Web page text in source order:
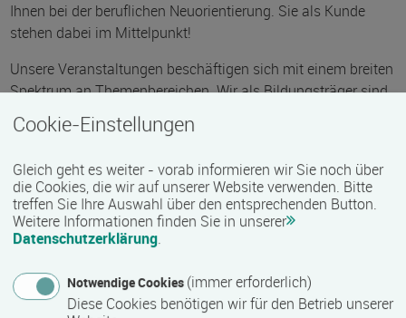
Ihnen bei der beruflichen Neuorientierung. Sie als Kunde
stehen dabei im Mittelpunkt!
Unsere Veranstaltungen beschäftigen sich mit einem breiten
Spektrum an Themenbereichen. Wir als Bildungsträger sind
eine staatlich anerkannte Einrichtung der Weiterbildung nach
dem Weiterbildungsförderungsgesetz Mecklenburg-
Sie möchten mehr erfahren? Sprechen Sie uns an!
Cookie-Einstellungen
Gleich geht es weiter - vorab informieren wir Sie noch über
die Cookies, die wir auf unserer Website verwenden. Bitte
treffen Sie Ihre Auswahl über den entsprechenden Button.
Weitere Informationen finden Sie in unserer
Datenschutzerklärung.
Notwendige Cookies (immer erforderlich)
Diese Cookies benötigen wir für den Betrieb unserer